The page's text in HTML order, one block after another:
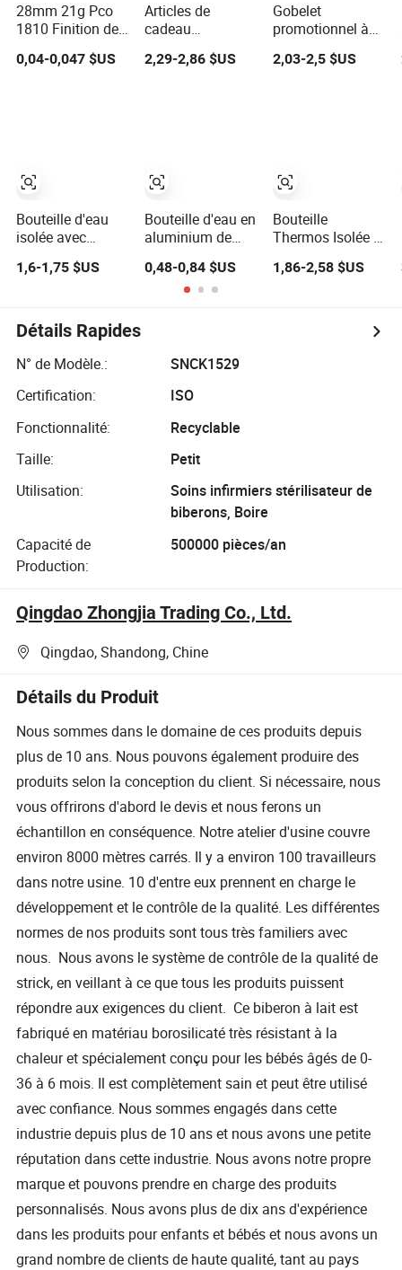
28mm 21g Pco
1810 Finition de
col pour préforme
de bouteille d'eau
0,04-0,047 $US
Bouteille d'eau
isolée avec
d'isolation sous
construction
résistante à la
1,6-1,75 $US
Articles de
cadeau
écologiques Verre
à jus Bouteille
2,29-2,86 $US
Bouteille d'eau en
aluminium de
logo personnalisé
500ml 600ml
Bouteille d'eau
sport avec boucle
0,48-0,84 $US
Gobelet
promotionnel à
double paroi,
tumbler extérieur
2,03-2,5 $US
Bouteille
Thermos Isolée à
Étanche
350ml 500ml
Flacon Sous Vide
1,86-2,58 $US
Détails Rapides
N° de Modèle.:
SNCK1529
Certification:
ISO
Fonctionnalité:
Recyclable
Taille:
Petit
Utilisation:
Soins infirmiers stérilisateur de
biberons, Boire
Capacité de
Production:
500000 pièces/an
Qingdao Zhongjia Trading Co., Ltd.
Qingdao, Shandong, Chine
Détails du Produit
Nous sommes dans le domaine de ces produits depuis
plus de 10 ans. Nous pouvons également produire des
produits selon la conception du client. Si nécessaire, nous
vous offrirons d'abord le devis et nous ferons un
échantillon en conséquence. Notre atelier d'usine couvre
environ 8000 mètres carrés. Il y a environ 100 travailleurs
dans notre usine. 10 d'entre eux prennent en charge le
développement et le contrôle de la qualité. Les différentes
normes de nos produits sont tous très familiers avec
nous. Nous avons le système de contrôle de la qualité de
strick, en veillant à ce que tous les produits puissent
répondre aux exigences du client. Ce biberon à lait est
fabriqué en matériau borosilicaté très résistant à la
chaleur et spécialement conçu pour les bébés âgés de 0-
36 à 6 mois. Il est complètement sain et peut être utilisé
avec confiance. Nous sommes engagés dans cette
industrie depuis plus de 10 ans et nous avons une petite
réputation dans cette industrie. Nous avons notre propre
marque et pouvons prendre en charge des produits
personnalisés. Nous avons plus de dix ans d'expérience
dans les produits pour enfants et bébés et nous avons un
grand nombre de clients de haute qualité, tant au pays